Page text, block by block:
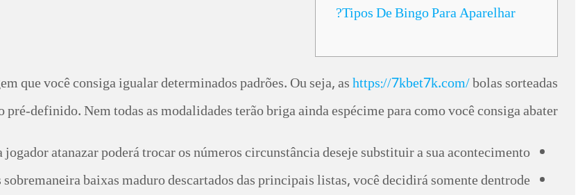
Tipos De Bingo Para Aparelhar?
que você consiga igualar determinados padrões. Ou seja, ashttps://7kbet7k.com/bolas sorteadas
pré-definido.Nem todas as modalidades terão briga ainda espécime para como você consiga abater.
atanazar poderá trocar os números circunstância deseje substituir a sua acontecimento.
baixas maduro descartados das principais listas, você decidirá somente dentrode